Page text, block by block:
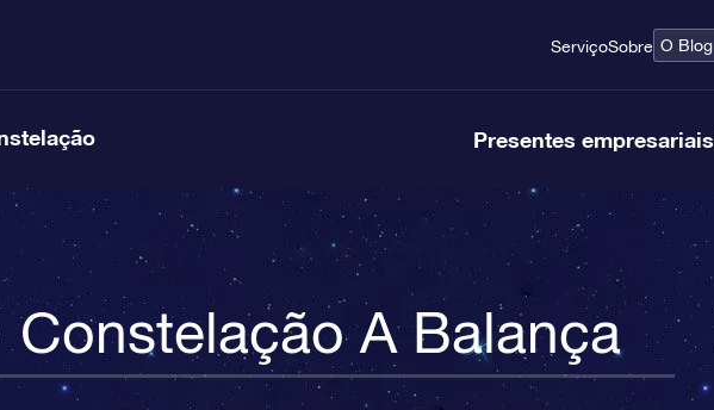
ServiçoSobre O Blog
Presentes empresariais
Constelação A Balança